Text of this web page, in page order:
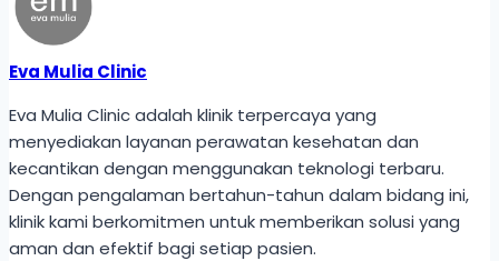
Eva Mulia Clinic
Eva Mulia Clinic adalah klinik terpercaya yang
menyediakan layanan perawatan kesehatan dan
kecantikan dengan menggunakan teknologi terbaru.
Dengan pengalaman bertahun-tahun dalam bidang ini,
klinik kami berkomitmen untuk memberikan solusi yang
aman dan efektif bagi setiap pasien.